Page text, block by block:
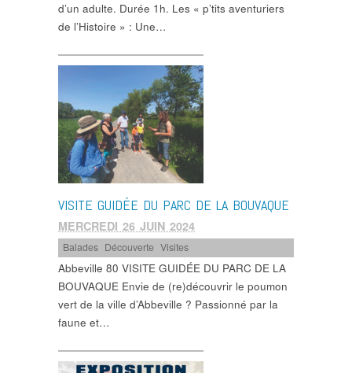
d’un adulte. Durée 1h. Les « p’tits aventuriers
de l’Histoire » : Une…
VISITE GUIDÉE DU PARC DE LA BOUVAQUE
MERCREDI 26 JUIN 2024
Balades Découverte ,Visites
Abbeville 80 VISITE GUIDÉE DU PARC DE LA
BOUVAQUE Envie de (re)découvrir le poumon
vert de la ville d’Abbeville ? Passionné par la
faune et…